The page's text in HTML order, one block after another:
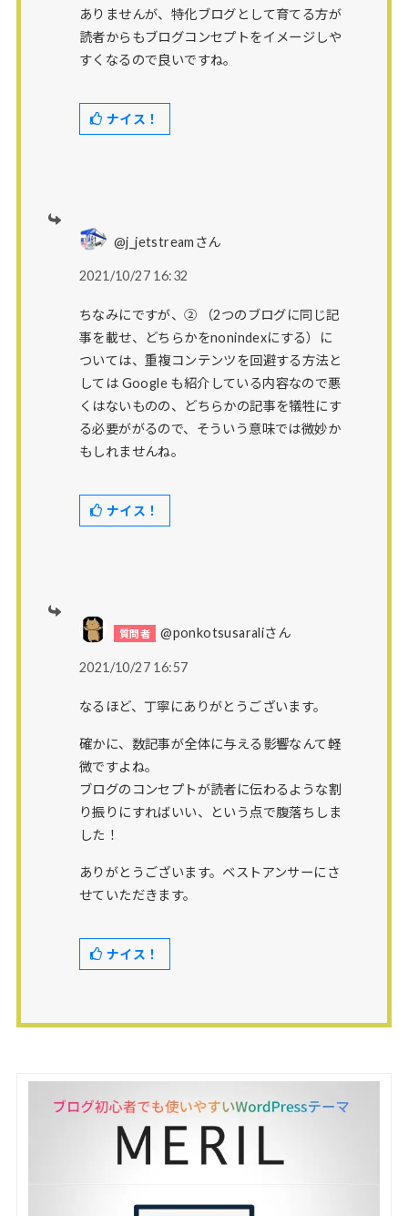
ありませんが、特化ブログとして育てる方が
読者からもブログコンセプトをイメージしや
すくなるので良いですね。
ナイス！
@j_jetstreamさん
2021/10/27 16:32
ちなみにですが、② （2つのブログに同じ記
事を載せ、どちらかをnonindexにする）に
ついては、重複コンテンツを回避する方法と
しては Google も紹介している内容なので悪
くはないものの、どちらかの記事を犠牲にす
る必要ががるので、そういう意味では微妙か
もしれませんね。
ナイス！
@ponkotsusaraliさん
2021/10/27 16:57
なるほど、丁寧にありがとうございます。
確かに、数記事が全体に与える影響なんて軽
微ですよね。
ブログのコンセプトが読者に伝わるような割
り振りにすればいい、という点で腹落ちしま
した！
ありがとうございます。ベストアンサーにさ
せていただきます。
ナイス！